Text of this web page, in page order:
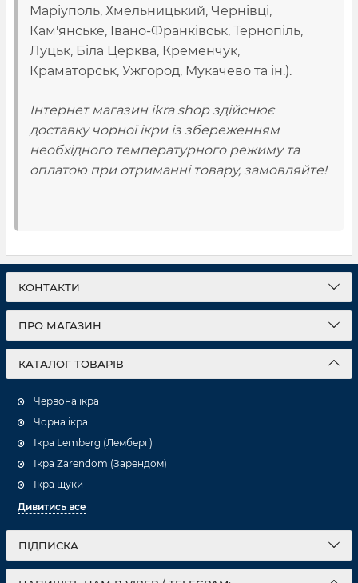
Маріуполь, Хмельницький, Чернівці,
Кам'янське, Івано-Франківськ, Тернопіль,
Луцьк, Біла Церква, Кременчук,
Краматорськ, Ужгород, Мукачево та ін.).
Інтернет магазин ikra shop здійснює
доставку чорної ікри із збереженням
необхідного температурного режиму та
оплатою при отриманні товару, замовляйте!
КОНТАКТИ
ПРО МАГАЗИН
КАТАЛОГ ТОВАРІВ
Червона ікра
Чорна ікра
Ікра Lemberg (Лемберг)
Ікра Zarendom (Зарендом)
Ікра щуки
Дивитись все
ПІДПИСКА